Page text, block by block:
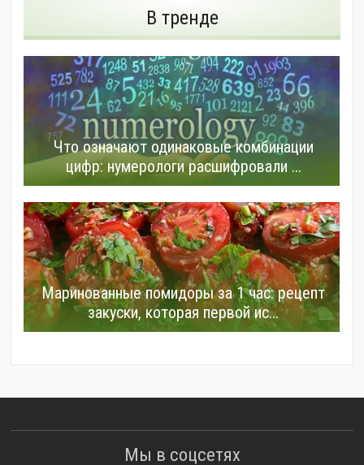
В тренде
Что означают одинаковые комбинации
цифр: нумерологи расшифровали ...
Маринованные помидоры за 1 час: рецепт
закуски, которая первой ис...
Мы в соцсетях